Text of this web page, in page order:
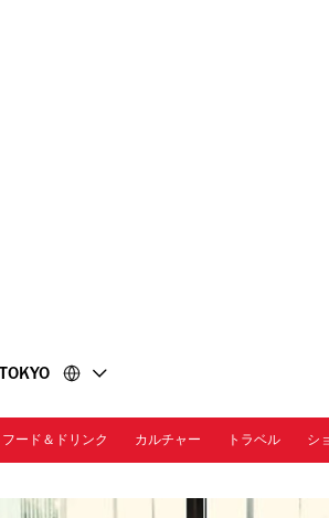
TOKYO
フード＆ドリンク カルチャー トラベル シ